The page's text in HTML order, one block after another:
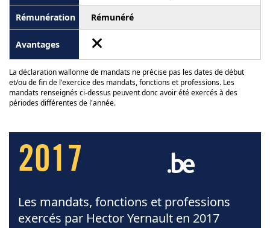
Rémunéré
La déclaration wallonne de mandats ne précise pas les dates de début
et/ou de fin de l'exercice des mandats, fonctions et professions. Les
mandats renseignés ci-dessus peuvent donc avoir été exercés à des
périodes différentes de l'année.
2017
Les mandats, fonctions et professions
exercés par Hector Yernault en 2017